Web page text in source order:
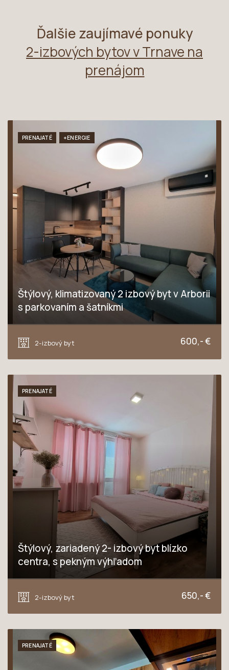
Ďalšie zaujímavé ponuky
2-izbových bytov v Trnave na
prenájom
PRENAJATÉ +ENERGIE
Štýlový, klimatizovaný 2 izbový byt v Arborii
s parkovaním a šatníkmi
2-izbový byt
600,- €
PRENAJATÉ
Štýlový, zariadený 2- izbový byt blízko
centra, s pekným výhľadom
2-izbový byt
650,- €
PRENAJATÉ